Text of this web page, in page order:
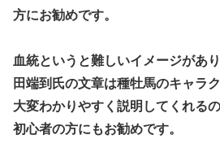
方にお勧めです。
血統というと難しいイメージがあ
田端到氏の文章は種牡馬のキャラ
大変わかりやすく説明してくれる
初心者の方にもお勧めです。